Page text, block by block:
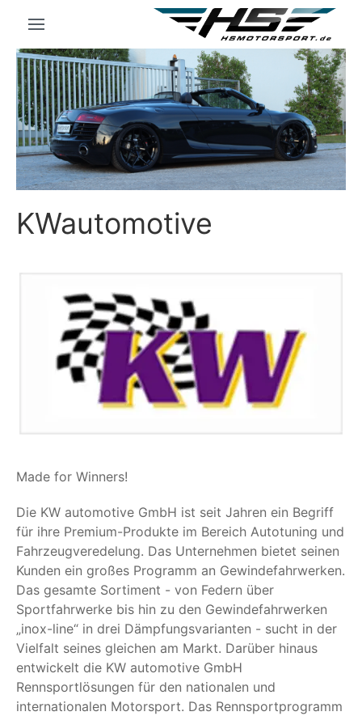
KWautomotive
Made for Winners!
Die KW automotive GmbH ist seit Jahren ein Begriff
für ihre Premium-Produkte im Bereich Autotuning und
Fahrzeugveredelung. Das Unternehmen bietet seinen
Kunden ein großes Programm an Gewindefahrwerken.
Das gesamte Sortiment - von Federn über
Sportfahrwerke bis hin zu den Gewindefahrwerken
„inox-line“ in drei Dämpfungsvarianten - sucht in der
Vielfalt seines gleichen am Markt. Darüber hinaus
entwickelt die KW automotive GmbH
Rennsportlösungen für den nationalen und
internationalen Motorsport. Das Rennsportprogramm